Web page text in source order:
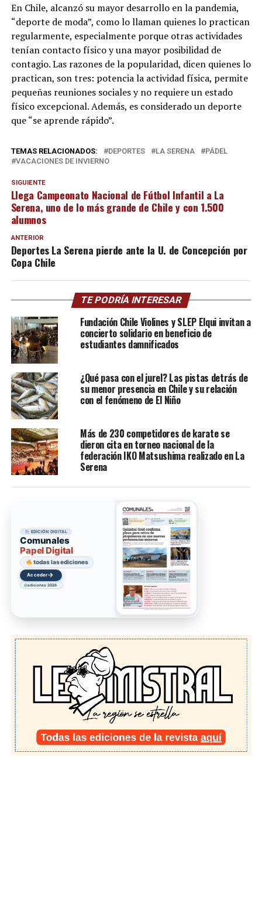
En Chile, alcanzó su mayor desarrollo en la pandemia,
“deporte de moda”, como lo llaman quienes lo practican
regularmente, especialmente porque otras actividades
tenían contacto físico y una mayor posibilidad de
contagio. Las razones de la popularidad, dicen quienes lo
practican, son tres: potencia la actividad física, permite
pequeñas reuniones sociales y no requiere un estado
físico excepcional. Además, es considerado un deporte
que “se aprende rápido”.
TEMAS RELACIONADOS: DEPORTES LA SERENA
PÁDEL
VACACIONES DE INVIERNO
SIGUIENTE
Llega Campeonato Nacional de Fútbol Infantil a La
Serena, uno de lo más grande de Chile y con 1.500
alumnos
ANTERIOR
Deportes La Serena pierde ante la U. de Concepción por
Copa Chile
TE PODRÍA INTERESAR
Fundación Chile Violines y SLEP Elqui invitan a
concierto solidario en beneficio de
estudiantes damnificados
¿Qué pasa con el jurel? Las pistas detrás de
su menor presencia en Chile y su relación
con el fenómeno de El Niño
Más de 230 competidores de karate se
dieron cita en torneo nacional de la
federación IKO Matsushima realizado en La
Serena
EDICIÓN DIGITAL
Comunales
Papel Digital
todas las ediciones
Acceder→
ediciones 2026